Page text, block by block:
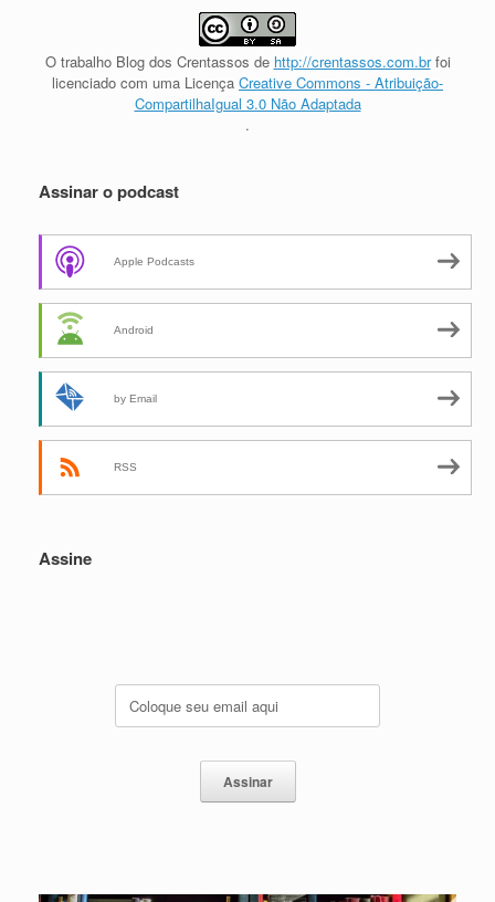
O trabalho Blog dos Crentassos de http://crentassos.com.brfoi
licenciado com uma Licença Creative Commons - Atribuição-
CompartilhaIgual 3.0 Não Adaptada
.
Assinar o podcast
Apple Podcasts
Android
by Email
RSS
Assine